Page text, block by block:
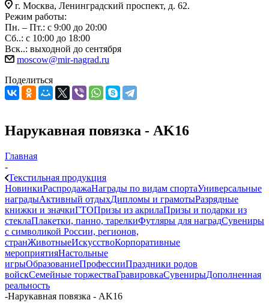
г. Москва, Ленинградский проспект, д. 62.
Режим работы:
Пн. – Пт.: с 9:00 до 20:00
Сб..: с 10:00 до 18:00
Вск..: выходной до сентября
moscow@mir-nagrad.ru
Поделиться
Нарукавная повязка - AK16
Главная
-
Текстильная продукция
НовинкиРаспродажаНаграды по видам спортаУниверсальные
наградыАктивный отдыхДипломы и грамотыРазрядные
книжки и значкиГТОПризы из акрилаПризы и подарки из
стеклаПлакетки, панно, тарелкиФутляры для наградСувениры
с символикой России, регионов,
странЖивотныеИскусствоКорпоративные
мероприятияНастольные
игрыОбразованиеПрофессииПраздники родов
войскСемейные торжестваГравировкаСувенирыДополненная
реальность
-Нарукавная повязка - AK16